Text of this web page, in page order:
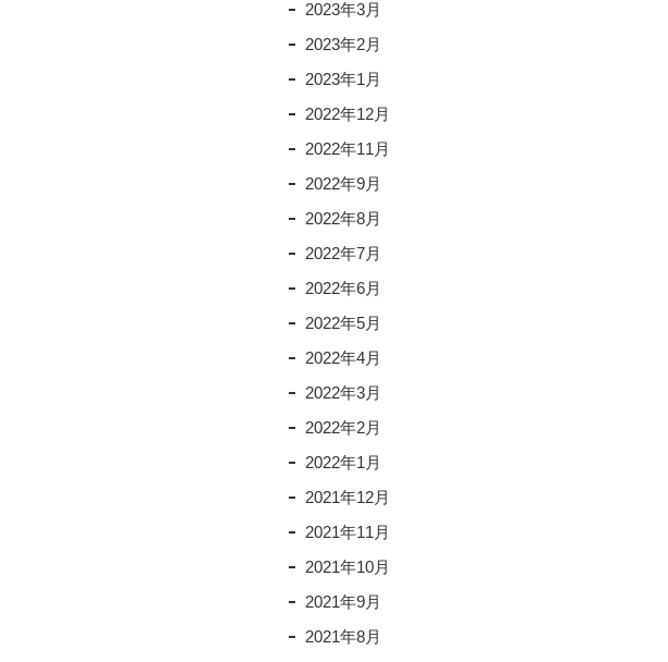
2023年3月
2023年2月
2023年1月
2022年12月
2022年11月
2022年9月
2022年8月
2022年7月
2022年6月
2022年5月
2022年4月
2022年3月
2022年2月
2022年1月
2021年12月
2021年11月
2021年10月
2021年9月
2021年8月